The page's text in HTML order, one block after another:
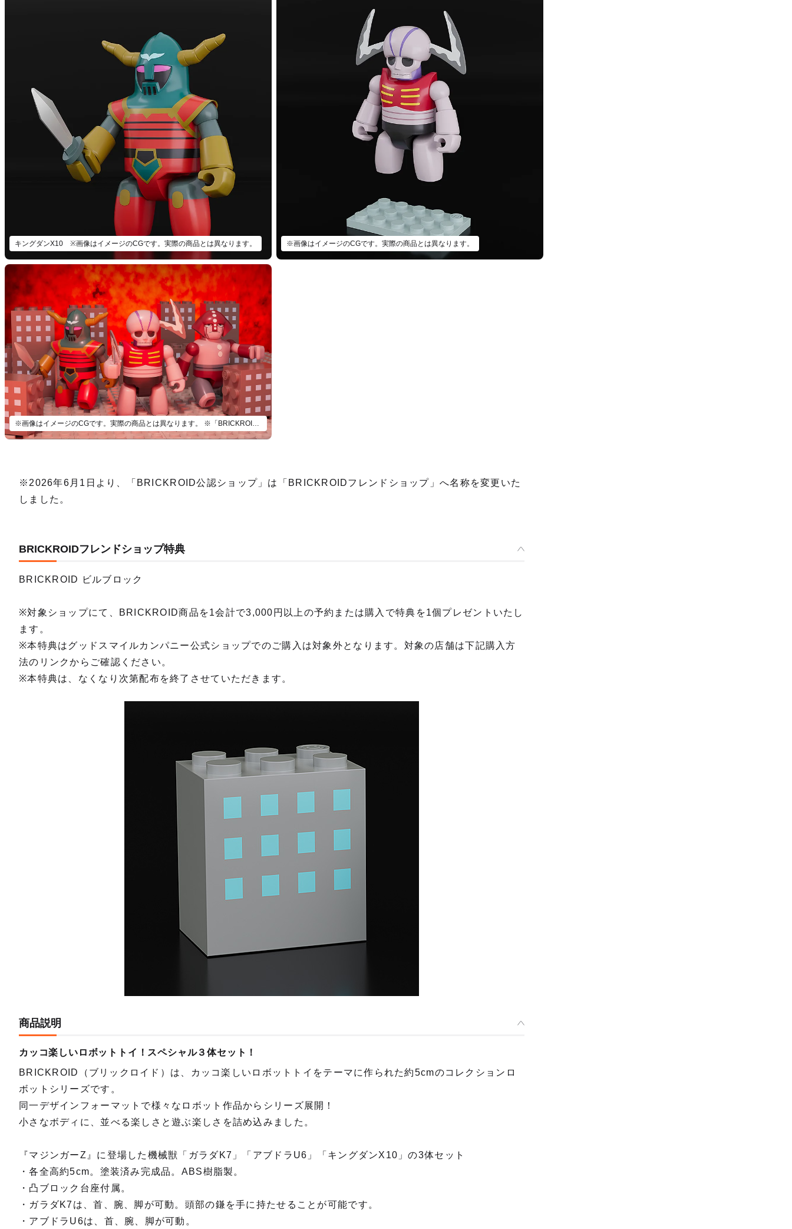
キングダンX10 ※画像はイメージのCGです。実際の商品とは異なります。 ※画像はイメージのCGです。実際の商品とは異なります。
※2026年6月1日より、「BRICKROID公認ショップ」は「BRICKROIDフレンドショップ」へ名称を変更いた
しました。
BRICKROIDフレンドショップ特典
BRICKROID ビルブロック
※対象ショップにて、BRICKROID商品を1会計で3,000円以上の予約または購入で特典を1個プレゼントいたし
ます。
※本特典はグッドスマイルカンパニー公式ショップでのご購入は対象外となります。対象の店舗は下記購入方
法のリンクからご確認ください。
※本特典は、なくなり次第配布を終了させていただきます。
商品説明
カッコ楽しいロボットトイ！スペシャル３体セット！
BRICKROID（ブリックロイド）は、カッコ楽しいロボットトイをテーマに作られた約5cmのコレクションロ
ボットシリーズです。
同一デザインフォーマットで様々なロボット作品からシリーズ展開！
小さなボディに、並べる楽しさと遊ぶ楽しさを詰め込みました。
『マジンガーZ』に登場した機械獣「ガラダK7」「アブドラU6」「キングダンX10」の3体セット
・各全高約5cm。塗装済み完成品。ABS樹脂製。
・凸ブロック台座付属。
・ガラダK7は、首、腕、脚が可動。頭部の鎌を手に持たせることが可能です。
・アブドラU6は、首、腕、脚が可動。